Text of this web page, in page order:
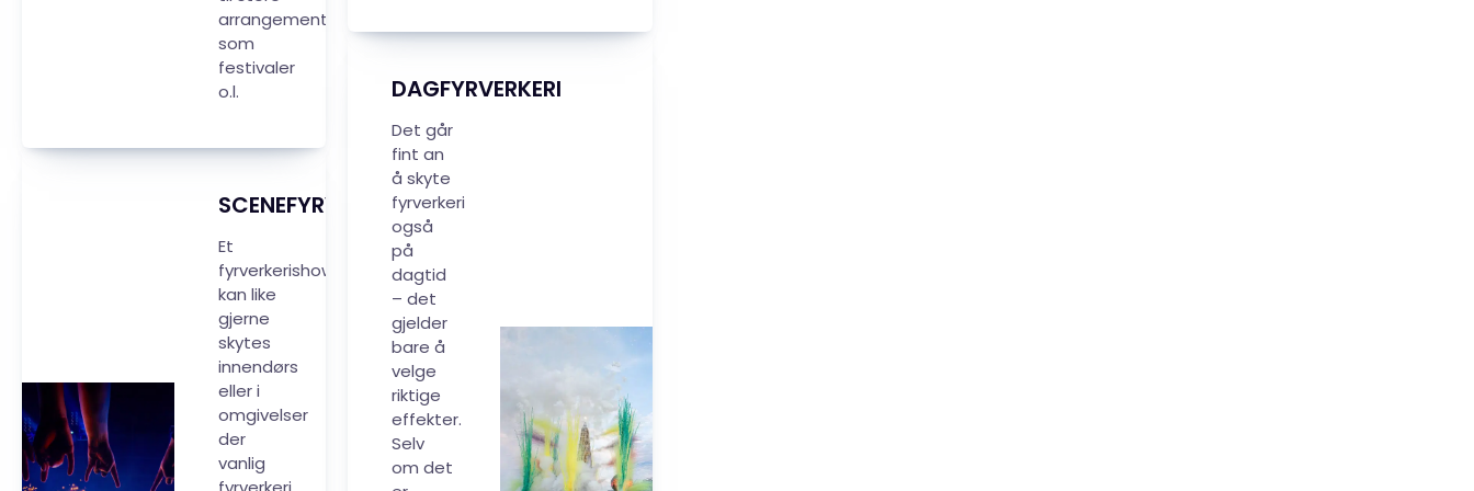
arrangementer
som
festivaler
o.l.
SCENEFYRVERKERI
Et
fyrverkerishow
kan like
gjerne
skytes
innendørs
eller i
omgivelser
der
vanlig
DAGFYRVERKERI
Det går
fint an
å skyte
fyrverkeri
også
på
dagtid
– det
gjelder
bare å
velge
riktige
effekter.
Selv
om det